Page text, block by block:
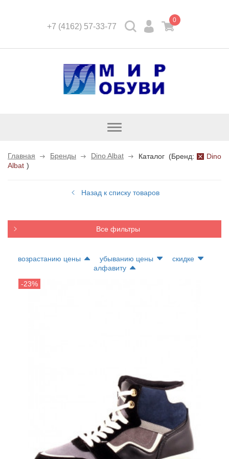
+7 (4162) 57-33-77
0
Открыть
Главная Бренды Dino Albat Каталог (Бренд:
Dino
Albat )
Назад к списку товаров
Все фильтры
возрастанию цены убыванию цены
скидке
алфавиту